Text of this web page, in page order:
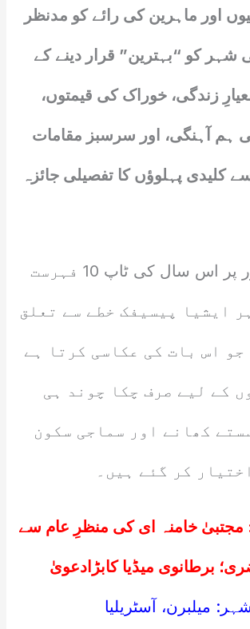
اور ماہرین کی رائے کو مدنظر
شہر کو “بہترین” قرار دینے کے
زندگی، خوراک کی قیمتوں،
ہم آہنگی، اور سرسبز مقامات
کلیدی پہلوؤں کا تفصیلی جائزہ
حیران کن طور پر اس سال کی ٹاپ 10 فہرست
ایشیا پیسیفک خطے سے تعلق
جو اس بات کی عکاسی کرتا ہے
کے لیے صرف چکا چوند ہی
کھانے اور سماجی سکون
کر گئے ہیں۔
مجتبیٰ خامنہ ای کی منظرِ عام سے
برطانوی میڈیا کابڑادعویٰ